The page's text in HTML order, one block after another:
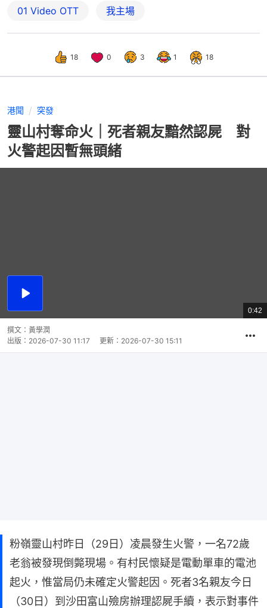
01‌ ‌Video‌ ‌OTT 我主場
18 0 3 1 18
港聞 突發
靈山村奪命火｜死者親友黯然認屍 對
火警起因暫無頭緒
播
總
共
0:42
撰文： 黃學潤
出版： 2026-07-30 11:17 更新： 2026-07-30 15:11
粉嶺靈山村昨日（29日）凌晨發生火警，一名72歲
老翁被發現倒斃現場。有村民懷疑是電動單車的電池
起火，惟當局仍未確定火警起因。死者3名親友今日
（30日）到沙田富山殮房辦理認屍手續，表示對事件